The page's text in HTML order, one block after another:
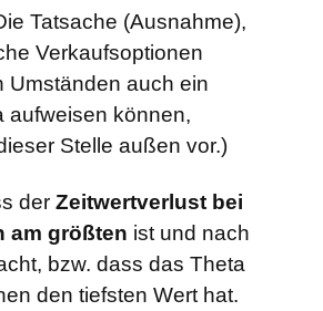
Tatsache (Ausnahme),
Verkaufsoptionen
Umständen auch ein
aufweisen können,
Stelle außen vor.)
der Zeitwertverlust bei
am größten ist und nach
bzw. dass das Theta
den tiefsten Wert hat.